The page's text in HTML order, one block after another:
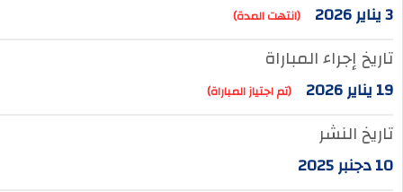
(انتهت المدة)
تاريخ إجراء المباراة
19 يناير 2026 (تم اجتياز المباراة)
تاريخ النشر
10 دجنبر 2025